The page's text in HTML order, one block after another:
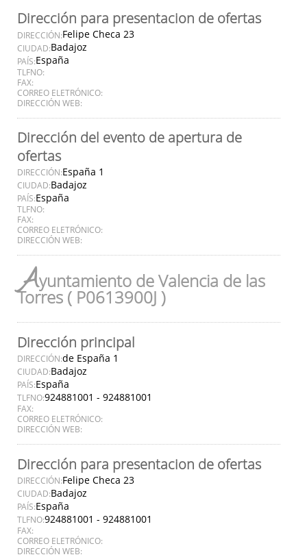
Dirección para presentacion de ofertas
DIRECCIÓN:Felipe Checa 23
CIUDAD:Badajoz
PAÍS:España
TLFNO:
FAX:
CORREO ELETRÓNICO:
DIRECCIÓN WEB:
Dirección del evento de apertura de
ofertas
DIRECCIÓN:España 1
CIUDAD:Badajoz
PAÍS:España
TLFNO:
FAX:
CORREO ELETRÓNICO:
DIRECCIÓN WEB:
Ayuntamiento de Valencia de las
Torres ( P0613900J )
Dirección principal
DIRECCIÓN:de España 1
CIUDAD:Badajoz
PAÍS:España
TLFNO:924881001 - 924881001
FAX:
CORREO ELETRÓNICO:
DIRECCIÓN WEB:
Dirección para presentacion de ofertas
DIRECCIÓN:Felipe Checa 23
CIUDAD:Badajoz
PAÍS:España
TLFNO:924881001 - 924881001
FAX:
CORREO ELETRÓNICO:
DIRECCIÓN WEB: